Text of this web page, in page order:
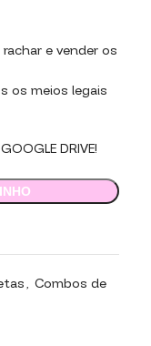
e vender os
os meios legais
DRIVE!
, Combos de